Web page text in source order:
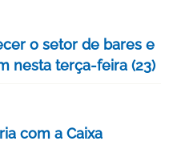
o setor de bares e
nesta terça-feira (23)
com a Caixa